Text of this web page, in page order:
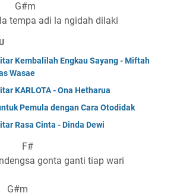
tempa adi la ngidah dilaki
Kembalilah Engkau Sayang - Miftah
Wasae
KARLOTA - Ona Hetharua
Pemula dengan Cara Otodidak
Rasa Cinta - Dinda Dewi
gonta ganti tiap wari